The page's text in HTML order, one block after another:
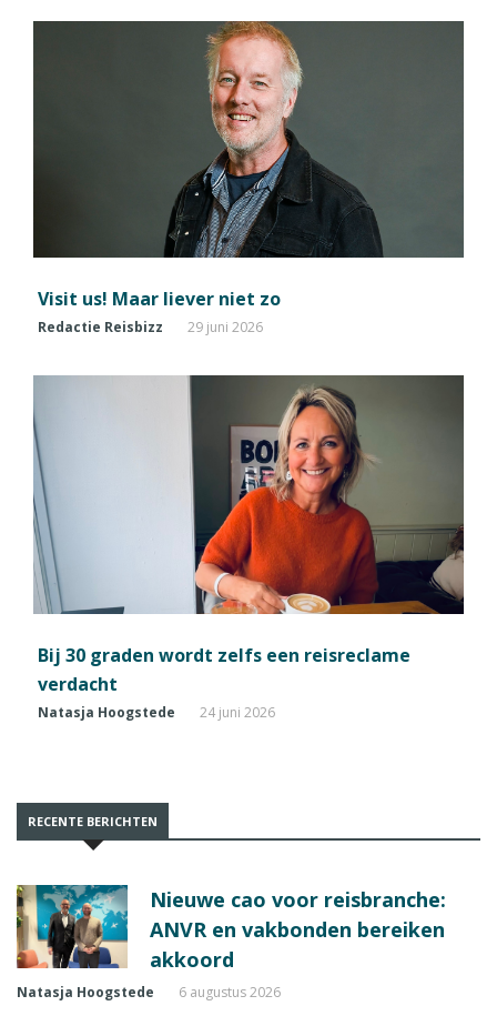
Visit us! Maar liever niet zo
Redactie Reisbizz 29 juni 2026
Bij 30 graden wordt zelfs een reisreclame
verdacht
Natasja Hoogstede 24 juni 2026
RECENTE BERICHTEN
Nieuwe cao voor reisbranche:
ANVR en vakbonden bereiken
akkoord
Natasja Hoogstede 6 augustus 2026